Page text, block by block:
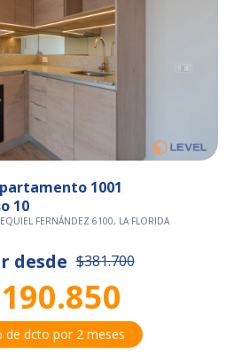
1001
10
FERNÁNDEZ 6100, LA FLORIDA
desde $381.700
de dcto por 2 meses